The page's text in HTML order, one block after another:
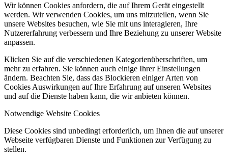
Wir können Cookies anfordern, die auf Ihrem Gerät eingestellt
werden. Wir verwenden Cookies, um uns mitzuteilen, wenn Sie
unsere Websites besuchen, wie Sie mit uns interagieren, Ihre
Nutzererfahrung verbessern und Ihre Beziehung zu unserer Website
anpassen.
Klicken Sie auf die verschiedenen Kategorienüberschriften, um
mehr zu erfahren. Sie können auch einige Ihrer Einstellungen
ändern. Beachten Sie, dass das Blockieren einiger Arten von
Cookies Auswirkungen auf Ihre Erfahrung auf unseren Websites
und auf die Dienste haben kann, die wir anbieten können.
Notwendige Website Cookies
Diese Cookies sind unbedingt erforderlich, um Ihnen die auf unserer
Webseite verfügbaren Dienste und Funktionen zur Verfügung zu
stellen.